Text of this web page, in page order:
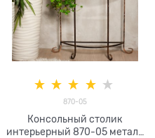
870-05
Консольный столик
интерьерный 870-05 металл